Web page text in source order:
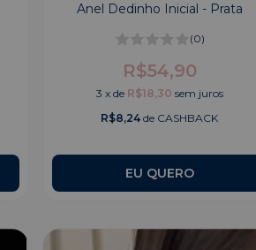
Anel Dedinho Inicial - Prata
(0)
R$54,90
3 x de R$18,30 sem juros
R$8,24 de CASHBACK
EU QUERO